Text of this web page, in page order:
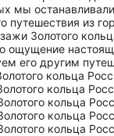
мы
путешествия из
Золотого
его другим